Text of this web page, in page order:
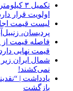
تکمیل ۳
اولویت قرار
لیست قیمت
پردیسان،
فاصله قیمت از
قیمت نهایی دارد
نمی‌کشند!
یادداشت |
بازگشت